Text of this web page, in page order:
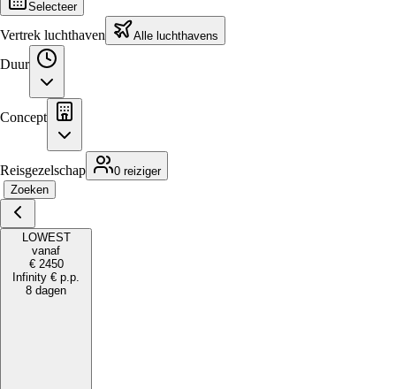
Selecteer
Vertrek luchthaven Alle luchthavens
Duur
Concept
Reisgezelschap
0 reiziger
Zoeken
LOWEST
vanaf
€ 2450
Infinity € p.p.
8 dagen